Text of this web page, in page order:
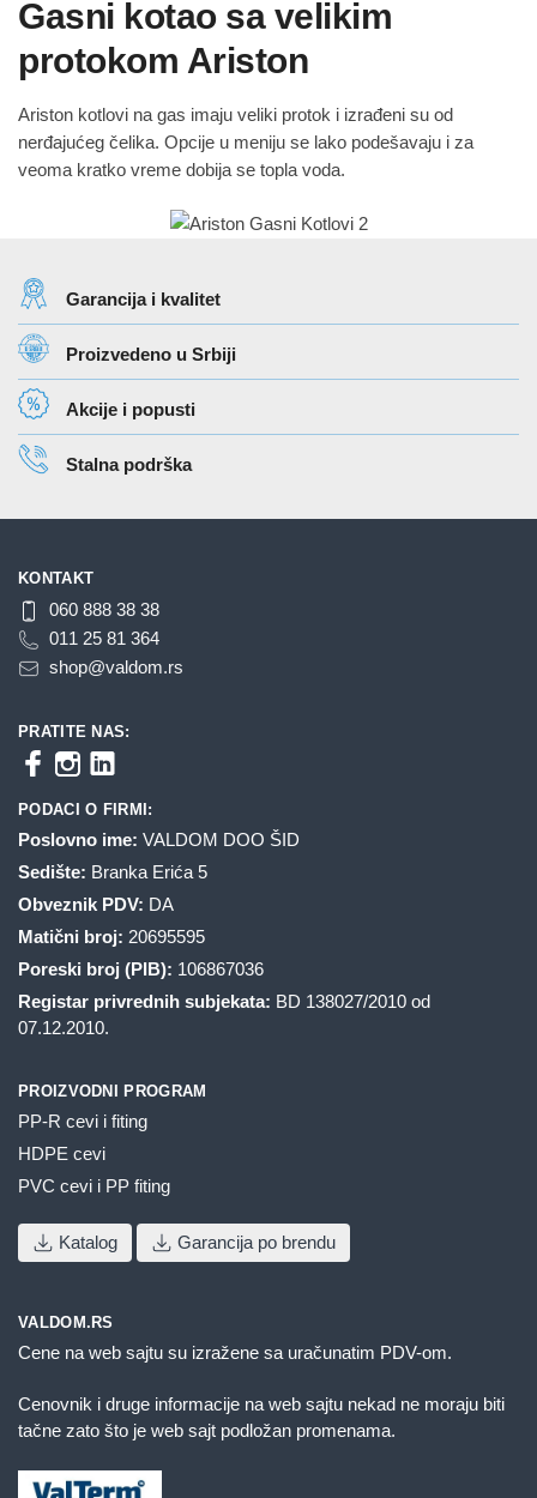
Gasni kotao sa velikim
protokom Ariston
Ariston kotlovi na gas imaju veliki protok i izrađeni su od
nerđajućeg čelika. Opcije u meniju se lako podešavaju i za
veoma kratko vreme dobija se topla voda.
Garancija i kvalitet
Proizvedeno u Srbiji
Akcije i popusti
Stalna podrška
KONTAKT
060 888 38 38
011 25 81 364
shop@valdom.rs
PRATITE NAS:
PODACI O FIRMI:
Poslovno ime: VALDOM DOO ŠID
Sedište: Branka Erića 5
Obveznik PDV: DA
Matični broj: 20695595
Poreski broj (PIB): 106867036
Registar privrednih subjekata: BD 138027/2010 od
07.12.2010.
PROIZVODNI PROGRAM
PP-R cevi i fiting
HDPE cevi
PVC cevi i PP fiting
Katalog Garancija po brendu
VALDOM.RS
Cene na web sajtu su izražene sa uračunatim PDV-om.
Cenovnik i druge informacije na web sajtu nekad ne moraju biti
tačne zato što je web sajt podložan promenama.